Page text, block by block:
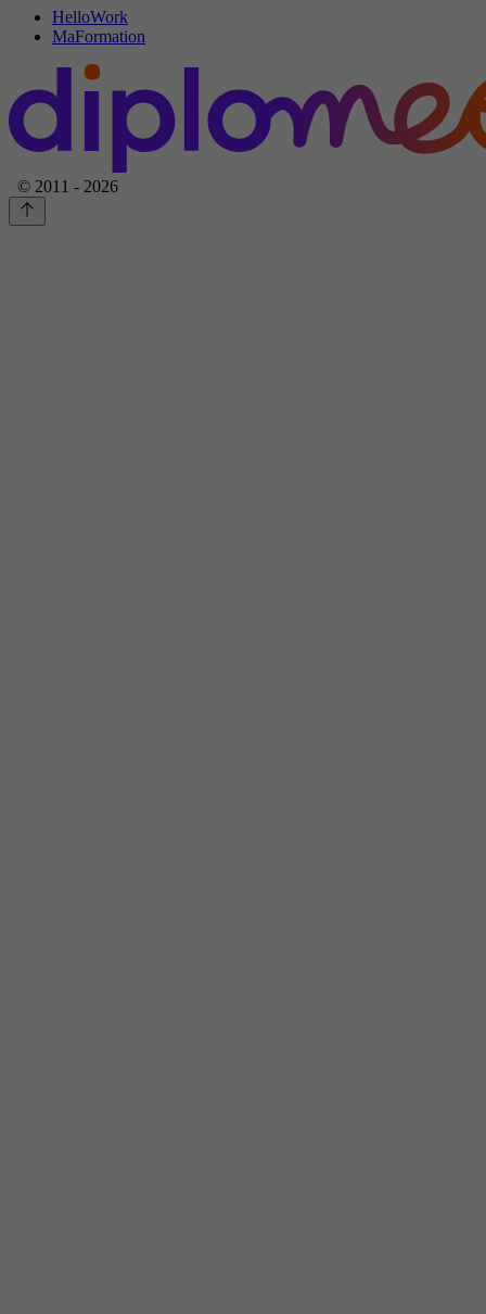
HelloWork
MaFormation
© 2011 - 2026